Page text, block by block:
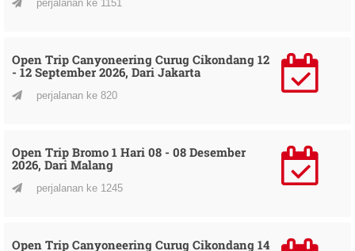
perjalanan ke 1151
Open Trip Canyoneering Curug Cikondang 12
- 12 September 2026, Dari Jakarta
perjalanan ke 820
Open Trip Bromo 1 Hari 08 - 08 Desember
2026, Dari Malang
perjalanan ke 1245
Open Trip Canyoneering Curug Cikondang 14